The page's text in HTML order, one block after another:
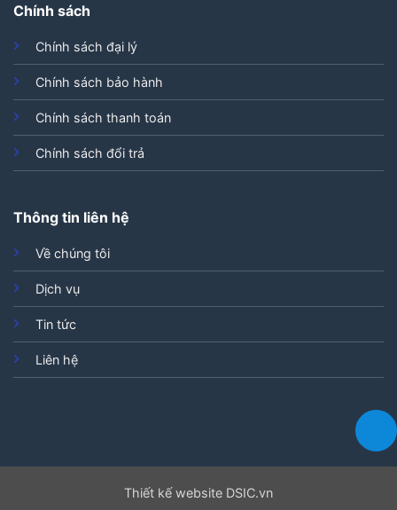
Chính sách
Chính sách đại lý
Chính sách bảo hành
Chính sách thanh toán
Chính sách đổi trả
Thông tin liên hệ
Về chúng tôi
Dịch vụ
Tin tức
Liên hệ
Thiết kế website DSIC.vn